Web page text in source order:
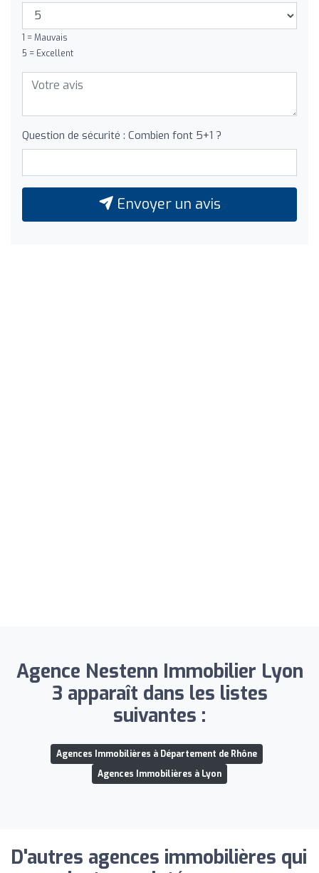
1 = Mauvais
5 = Excellent
Question de sécurité : Combien font 5+1 ?
Envoyer un avis
Agence Nestenn Immobilier Lyon
3 apparaît dans les listes
suivantes :
Agences Immobilières à Département de Rhône
Agences Immobilières à Lyon
D'autres agences immobilières qui